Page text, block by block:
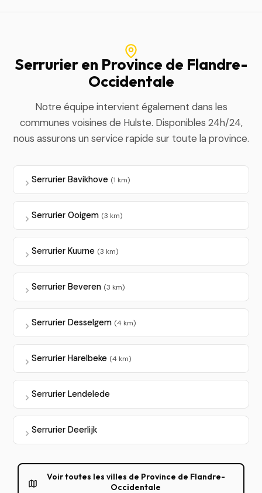
Serrurier en Province de Flandre-
Occidentale
Notre équipe intervient également dans les
communes voisines de Hulste. Disponibles 24h/24,
nous assurons un service rapide sur toute la province.
Serrurier Bavikhove (1 km)
Serrurier Ooigem (3 km)
Serrurier Kuurne (3 km)
Serrurier Beveren (3 km)
Serrurier Desselgem (4 km)
Serrurier Harelbeke (4 km)
Serrurier Lendelede
Serrurier Deerlijk
Voir toutes les villes de Province de Flandre-
Occidentale